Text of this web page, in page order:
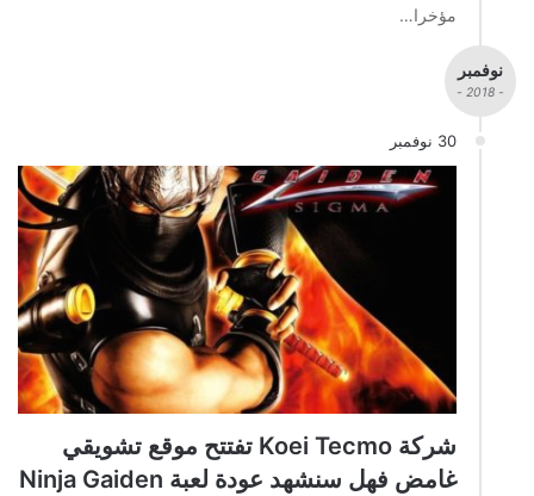
مؤخرا…
نوفمبر
- 2018 -
30 نوفمبر
شركة Koei Tecmo تفتتح موقع تشويقي
غامض فهل سنشهد عودة لعبة Ninja Gaiden